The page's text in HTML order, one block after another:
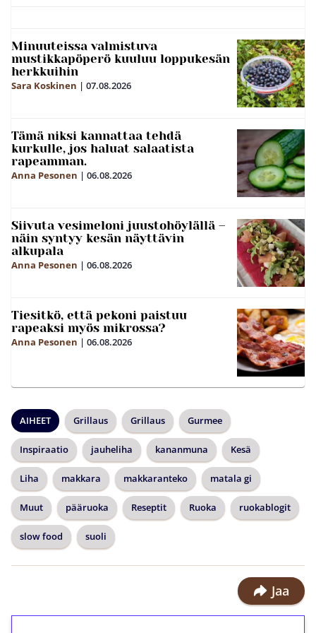
Minuuteissa valmistuva
mustikkapöperö kuuluu loppukesän
herkkuihin
Sara Koskinen | 07.08.2026
Tämä niksi kannattaa tehdä
kurkulle, jos haluat salaatista
rapeamman.
Anna Pesonen | 06.08.2026
Siivuta vesimeloni juustohöylällä –
näin syntyy kesän näyttävin
alkupala
Anna Pesonen | 06.08.2026
Tiesitkö, että pekoni paistuu
rapeaksi myös mikrossa?
Anna Pesonen | 06.08.2026
AIHEET Grillaus Grillaus Gurmee
Inspiraatio jauheliha kananmuna Kesä
Liha makkara makkaranteko matala gi
Muut pääruoka Reseptit Ruoka ruokablogit
slow food suoli
Jaa